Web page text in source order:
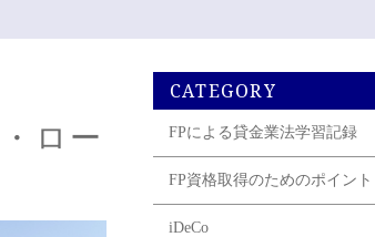
ロー
CATEGORY
FPによる貸金業法学習記録
FP資格取得のためのポイント
iDeCo